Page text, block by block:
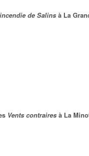
de Salins à La
Vents contraires à La